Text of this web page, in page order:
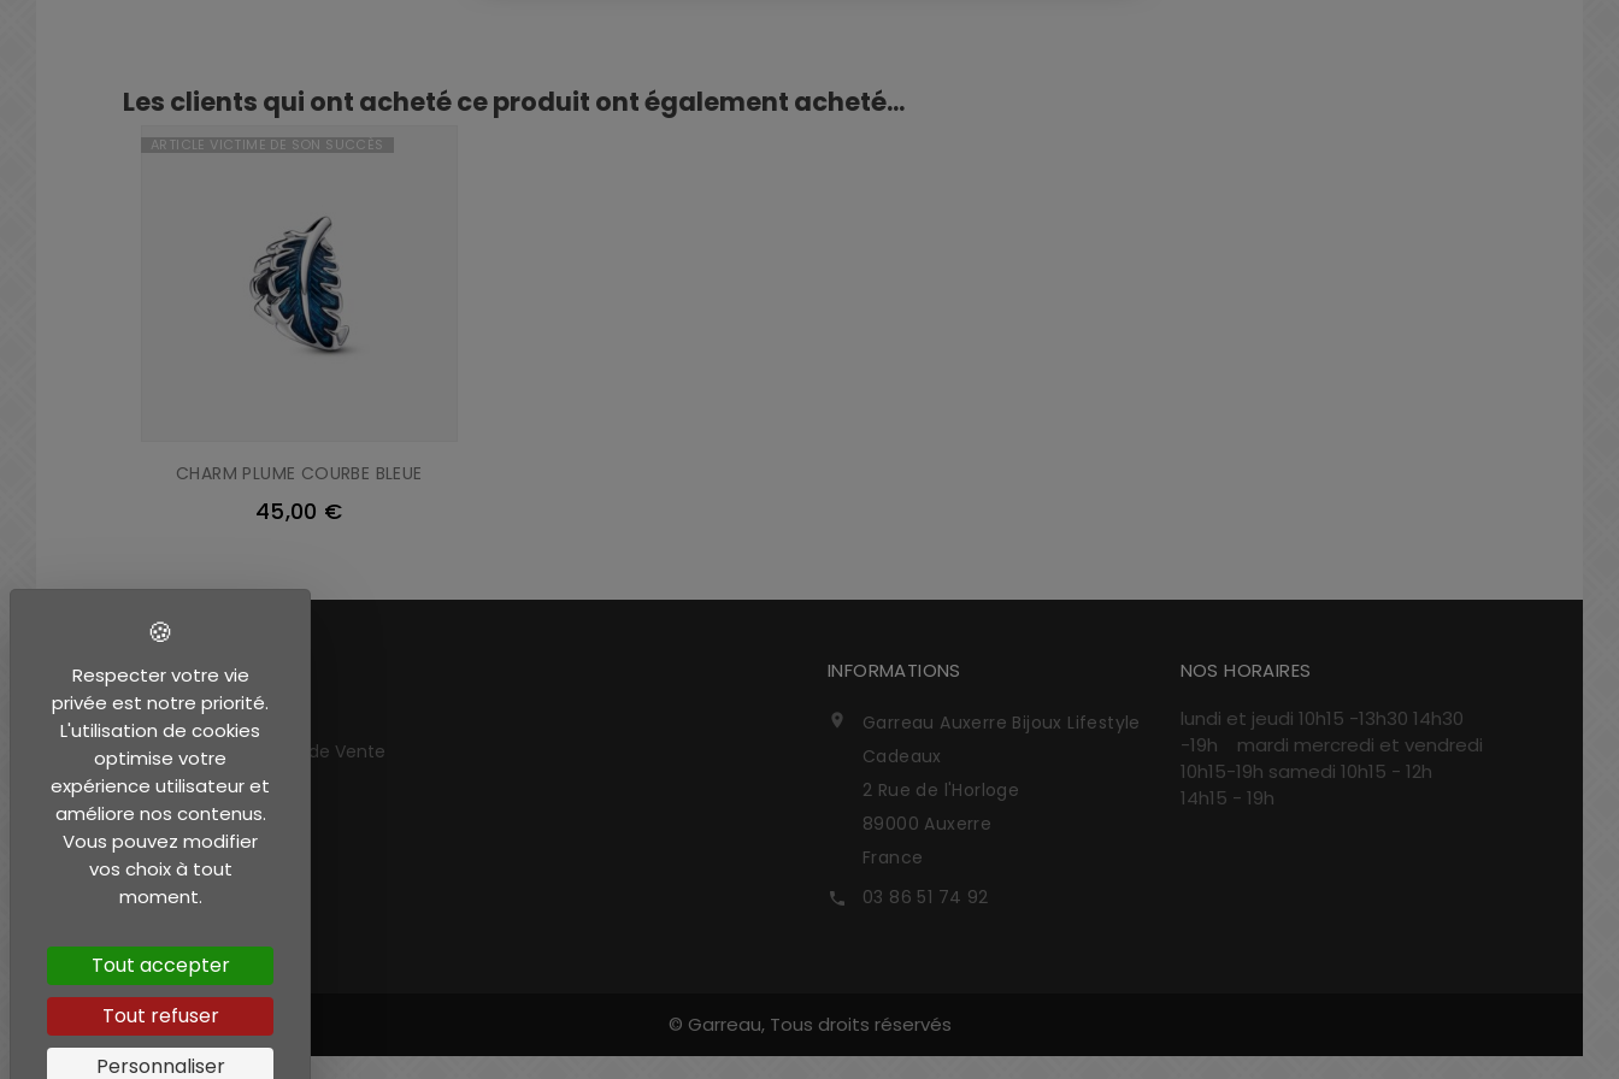
Les clients qui ont acheté ce produit ont également acheté...
CHARM PLUME COURBE BLEUE
45,00 €
ARTICLE VICTIME DE SON SUCCÈS
EN SAVOIR PLUS
Mentions légales
Conditions Générales de Vente
Mon compte
INFORMATIONS

Garreau Auxerre Bijoux Lifestyle
Cadeaux
2 Rue de l'Horloge
89000 Auxerre
France
 03 86 51 74 92
NOS HORAIRES
lundi et jeudi 10h15 -13h30 14h30
-19h mardi mercredi et vendredi
10h15-19h samedi 10h15 - 12h
14h15 - 19h
© Garreau, Tous droits réservés
Respecter votre vie
privée est notre priorité.
L'utilisation de cookies
optimise votre
expérience utilisateur et
améliore nos contenus.
Vous pouvez modifier
vos choix à tout
moment.
Tout accepter
Tout refuser
Personnaliser